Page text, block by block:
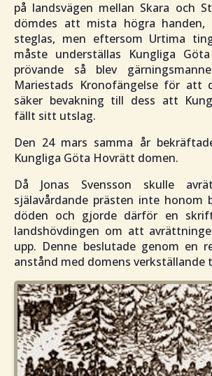
på landsvägen mellan Skara och
dömdes att mista högra handen,
steglas, men eftersom Urtima
måste underställas Kungliga
prövande så blev
Mariestads Kronofängelse för att
säker bevakning till dess att
fällt sitt utslag.
Den 24 mars samma år
Kungliga Göta Hovrätt domen.
Då Jonas Svensson skulle
själavårdande prästen inte honom
döden och gjorde därför en
landshövdingen om att
upp. Denne beslutade genom en
anstånd med domens verkställande